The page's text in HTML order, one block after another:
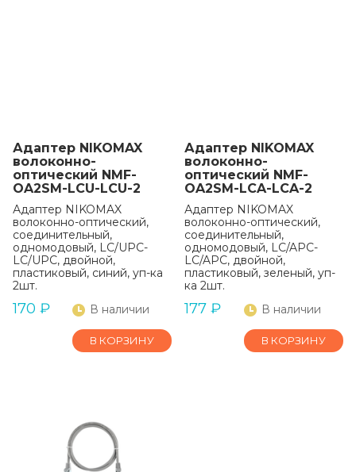
Адаптер NIKOMAX
волоконно-
оптический NMF-
OA2SM-LCU-LCU-2
Адаптер NIKOMAX
волоконно-оптический,
соединительный,
одномодовый, LC/UPC-
LC/UPC, двойной,
пластиковый, синий, уп-ка
2шт.
170 ₽ В наличии
В КОРЗИНУ
Адаптер NIKOMAX
волоконно-
оптический NMF-
OA2SM-LCA-LCA-2
Адаптер NIKOMAX
волоконно-оптический,
соединительный,
одномодовый, LC/APC-
LC/APC, двойной,
пластиковый, зеленый, уп-
ка 2шт.
177 ₽ В наличии
В КОРЗИНУ